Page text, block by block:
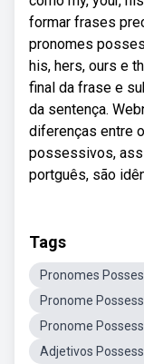
formar frases
pronomes
his, hers, ours e
final da frase e
da sentença.
diferenças entre
possessivos,
portguês, são
Tags
Pronomes
Pronome
Pronome
Adjetivos